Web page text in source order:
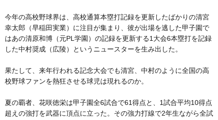
今年の高校野球界は、高校通算本塁打記録を更新したばかりの清宮
幸太郎（早稲田実業）に注目が集まり、彼が出場を逃した甲子園で
はあの清原和博（元PL学園）の記録を更新する1大会6本塁打を記録
した中村奨成（広陵）というニュースターを生み出した。
果たして、来年行われる記念大会でも清宮、中村のように全国の高
校野球ファンを熱狂させる球児は現れるのか。
夏の覇者、花咲徳栄は甲子園全6試合で61得点と、1試合平均10得点
超えの強打を武器に頂点に立った。その強力打線で2年生ながら全試